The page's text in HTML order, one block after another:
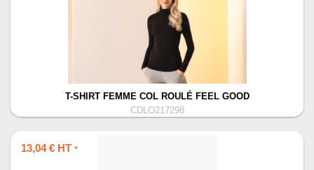
T-SHIRT FEMME COL ROULÉ FEEL GOOD
CDLO217298
13,04 € HT *